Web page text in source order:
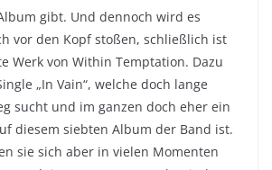
gibt. Und dennoch wird es
vor den Kopf stoßen, schließlich ist
Werk von Within Temptation. Dazu
„In Vain“, welche doch lange
sucht und im ganzen doch eher ein
diesem siebten Album der Band ist.
sie sich aber in vielen Momenten